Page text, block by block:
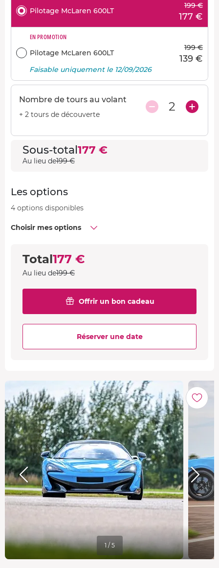
Pilotage McLaren 600LT
199 €
177 €
EN PROMOTION
Pilotage McLaren 600LT
199 €
139 €
Faisable uniquement le 12/09/2026
Nombre de tours au volant
+ 2 tours de découverte
2
Sous-total177 €
Au lieu de199 €
Les options
4 options disponibles
Choisir mes options
Total177 €
Au lieu de199 €
Offrir un bon cadeau
Réserver une date
1 / 5